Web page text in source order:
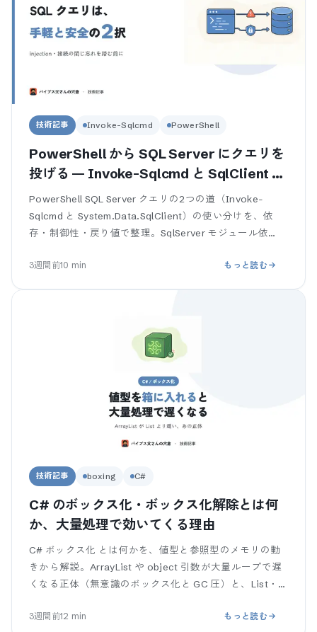
技術記事 Invoke-Sqlcmd PowerShell
PowerShell から SQL Server にクエリを
投げる — Invoke-Sqlcmd と SqlClient の
使い分けと業務SEが踏む罠
PowerShell SQL Server クエリの2つの道（Invoke-
Sqlcmd と System.Data.SqlClient）の使い分けを、依
存・制御性・戻り値で整理。SqlServer モジュール依
3週間前10 min もっと読む
技術記事 boxing C#
C# のボックス化・ボックス化解除とは何
か、大量処理で効いてくる理由
C# ボックス化 とは何かを、値型と参照型のメモリの動
きから解説。ArrayList や object 引数が大量ループで遅
くなる正体（無意識のボックス化と GC 圧）と、List・
ードで整
3週間前12 min もっと読む